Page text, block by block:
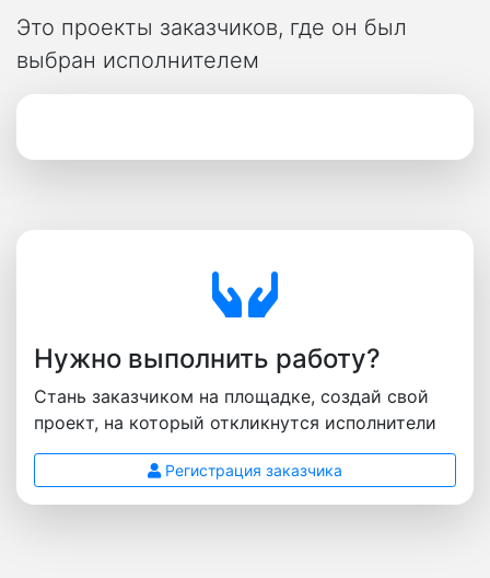
Это проекты заказчиков, где он был
выбран исполнителем
Нужно выполнить работу?
Стань заказчиком на площадке, создай свой
проект, на который откликнутся исполнители
Регистрация заказчика